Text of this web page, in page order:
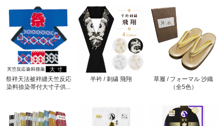
祭袢天法被袢纏天竺反応
染料捺染帯付大寸子供...
半衿 / 刺繍 飛翔
草履 / フォーマル 沙織
（全5色）